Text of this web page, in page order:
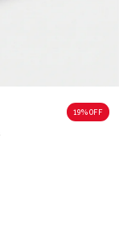
19% 0FF